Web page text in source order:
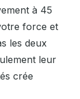
à 45
force et
les deux
leur
crée